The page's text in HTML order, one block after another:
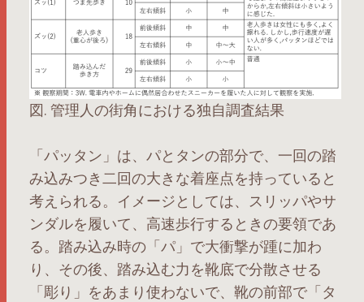
図. 管理人の街角における独自調査結果
「パッタン」は、パとタンの部分で、一回の踏
み込みつき二回の大きな着座点を持っていると
考えられる。イメージとしては、スリッパやサ
ンダルを履いて、高速歩行するときの要領であ
る。踏み込み時の「パ」で大衝撃が踵に加わ
り、その後、踏み込む力を靴底で分散させる
「彫り」をあまり使わないで、靴の前部で「タ